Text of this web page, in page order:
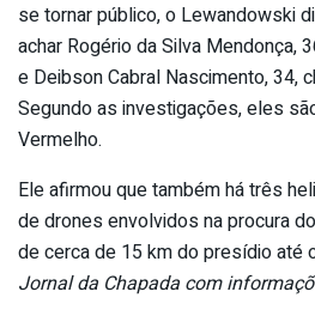
se tornar público, o Lewandowski
achar Rogério da Silva Mendonça,
e Deibson Cabral Nascimento, 34,
Segundo as investigações, eles
Vermelho.
Ele afirmou que também há três
de drones envolvidos na procura
de cerca de 15 km do presídio até
Jornal da Chapada com